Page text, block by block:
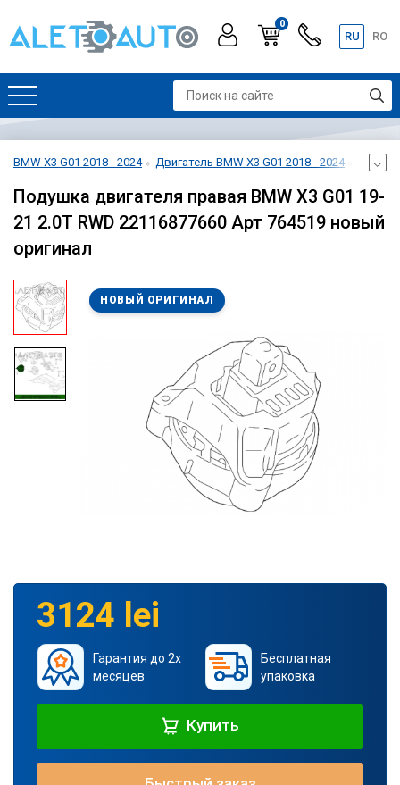
0
RU RO
BMW X3 G01 2018 - 2024 Двигатель BMW X3 G01 2018 - 2024
Подушка двигателя правая BMW X3 G01 19-
21 2.0T RWD 22116877660 Арт 764519 новый
оригинал
НОВЫЙ ОРИГИНАЛ
3124 lei
Гарантия до 2х
месяцев
Бесплатная
упаковка
Купить